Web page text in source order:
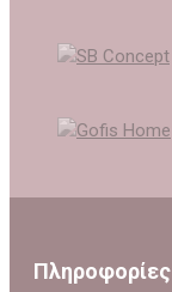
Πληροφορίες